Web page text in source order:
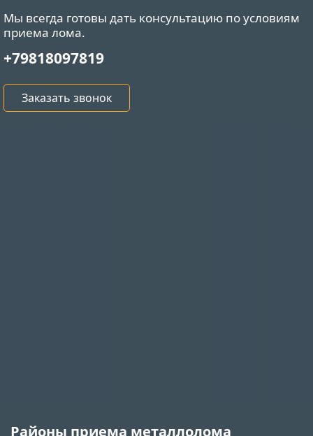
Мы всегда готовы дать консультацию по условиям
приема лома.
+79818097819
Заказать звонок
Районы приема металлолома